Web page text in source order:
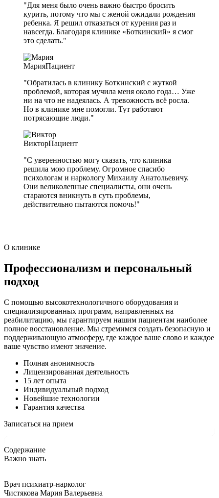
"Для меня было очень важно быстро бросить
курить, потому что мы с женой ожидали рождения
ребенка. Я решил отказаться от курения раз и
навсегда. Благодаря клинике «Боткинский» я смог
это сделать."
МарияПациент
"Обратилась в клинику Боткинский с жуткой
проблемой, которая мучила меня около года… Уже
ни на что не надеялась. А тревожность всё росла.
Но в клинике мне помогли. Тут работают
потрясающие люди."
ВикторПациент
"С уверенностью могу сказать, что клиника
решила мою проблему. Огромное спасибо
психологам и наркологу Михаилу Анатольевичу.
Они великолепные специалисты, они очень
стараются вникнуть в суть проблемы,
действительно пытаются помочь!"
О клинике
Профессионализм и персональный
подход
С помощью высокотехнологичного оборудования и
специализированных программ, направленных на
реабилитацию, мы гарантируем нашим пациентам наиболее
полное восстановление. Мы стремимся создать безопасную и
поддерживающую атмосферу, где каждое ваше слово и каждое
ваше чувство имеют значение.
Полная анонимность
Лицензированная деятельность
15 лет опыта
Индивидуальный подход
Новейшие технологии
Гарантия качества
Записаться на прием
Содержание
Важно знать
Врач психиатр-нарколог
Чистякова Мария Валерьевна